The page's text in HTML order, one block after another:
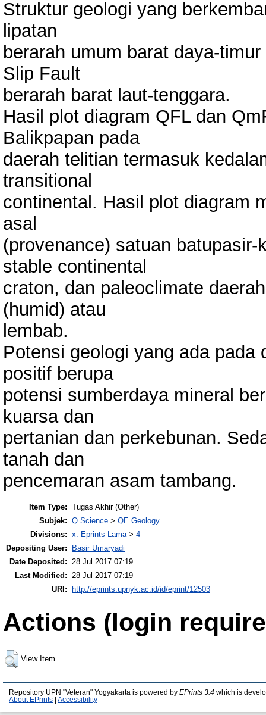
Struktur geologi yang
lipatan
berarah umum barat daya-
Slip Fault
berarah barat laut-tenggara.
Hasil plot diagram QFL dan
Balikpapan pada
daerah telitian termasuk
transitional
continental. Hasil plot diagram
asal
(provenance) satuan
stable continental
craton, dan paleoclimate
(humid) atau
lembab.
Potensi geologi yang ada pada
positif berupa
potensi sumberdaya mineral
kuarsa dan
pertanian dan perkebunan.
tanah dan
pencemaran asam tambang.
Item Type: Tugas Akhir (Other)
Subjek: Q Science > QE Geology
Divisions: x. Eprints Lama > 4
Depositing User:
Basir Umaryadi
Date Deposited:
28 Jul 2017 07:19
Last Modified:
28 Jul 2017 07:19
URI: http://eprints.upnyk.ac.id/id/eprint/12503
Actions (login
View Item
Repository UPN "Veteran" Yogyakarta is powered by EPrints 3.4 which is
About EPrints
Accessibility